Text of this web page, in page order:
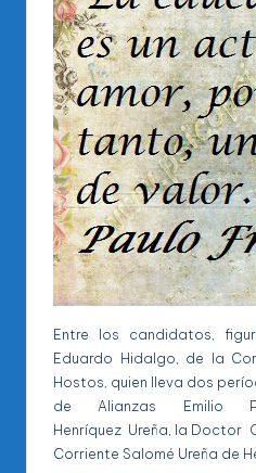
Entre los candidatos,
Eduardo Hidalgo, de la
Hostos, quien lleva dos
de Alianzas Emilio
Henríquez Ureña, la Doctor
Corriente Salomé Ureña de